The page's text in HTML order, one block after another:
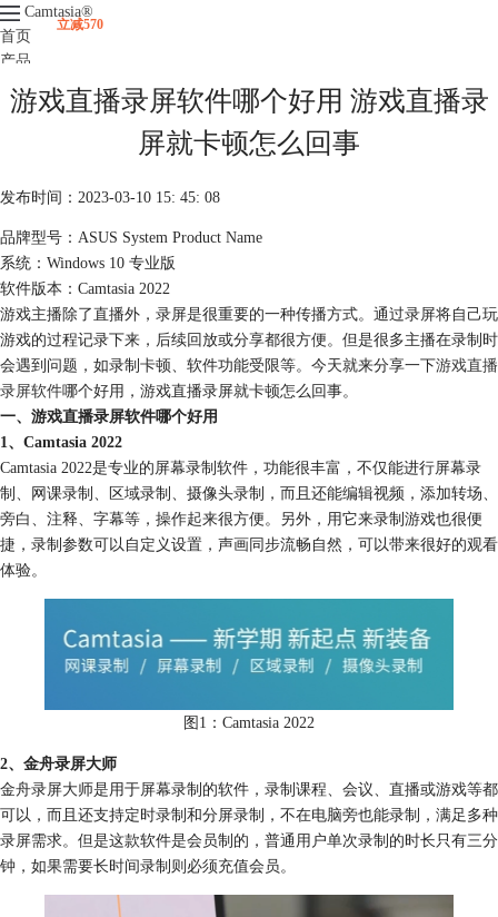
Camtasia®
首页
产品
下载
升级
立减570
游戏直播录屏软件哪个好用 游戏直播录
屏就卡顿怎么回事
发布时间：2023-03-10 15: 45: 08
品牌型号：ASUS System Product Name
系统：Windows 10 专业版
软件版本：Camtasia 2022
游戏主播除了直播外，录屏是很重要的一种传播方式。通过录屏将自己玩
游戏的过程记录下来，后续回放或分享都很方便。但是很多主播在录制时
会遇到问题，如录制卡顿、软件功能受限等。今天就来分享一下游戏直播
录屏软件哪个好用，游戏直播录屏就卡顿怎么回事。
一、游戏直播录屏软件哪个好用
1、Camtasia 2022
Camtasia 2022是专业的屏幕录制软件，功能很丰富，不仅能进行屏幕录
制、网课录制、区域录制、摄像头录制，而且还能编辑视频，添加转场、
旁白、注释、字幕等，操作起来很方便。另外，用它来录制游戏也很便
捷，录制参数可以自定义设置，声画同步流畅自然，可以带来很好的观看
体验。
图1：Camtasia 2022
2、金舟录屏大师
金舟录屏大师是用于屏幕录制的软件，录制课程、会议、直播或游戏等都
可以，而且还支持定时录制和分屏录制，不在电脑旁也能录制，满足多种
录屏需求。但是这款软件是会员制的，普通用户单次录制的时长只有三分
钟，如果需要长时间录制则必须充值会员。